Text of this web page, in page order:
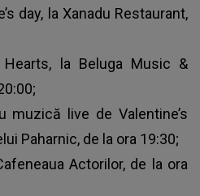
day, la Xanadu Restaurant,
la Beluga Music &
muzică live de Valentine’s
Paharnic, de la ora 19:30;
Actorilor, de la ora